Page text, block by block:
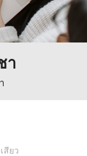
า
สียว